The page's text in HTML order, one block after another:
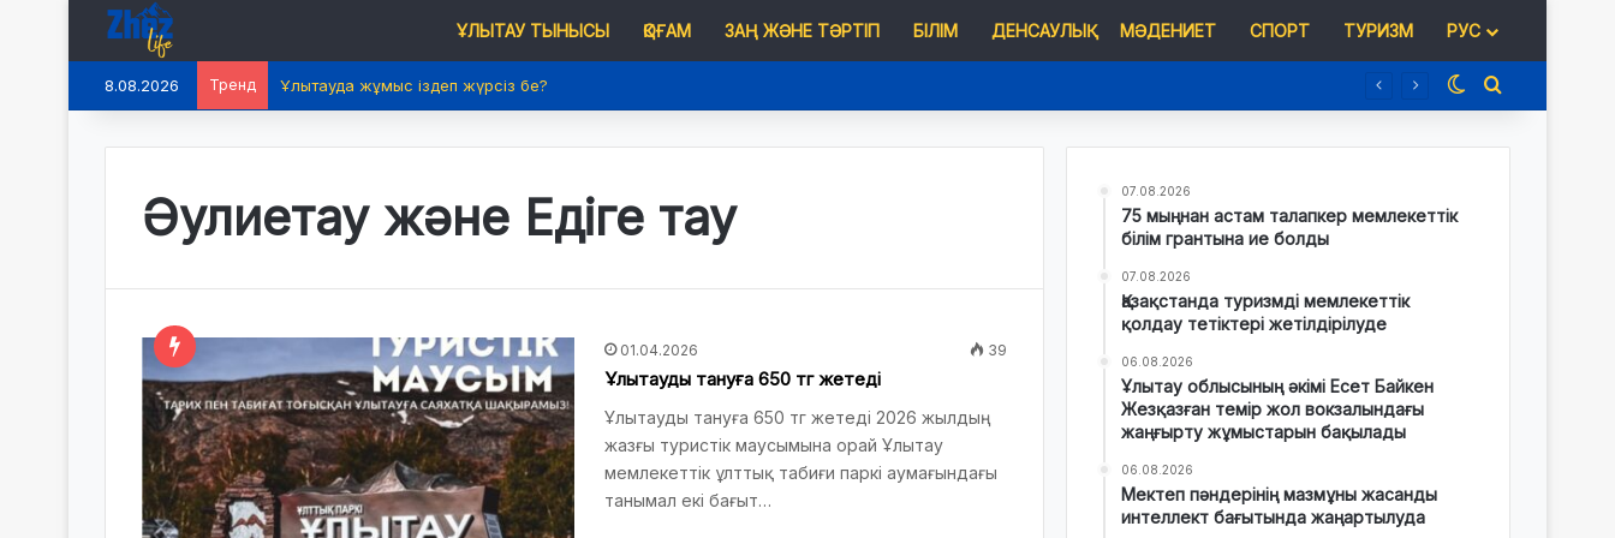
ҰЛЫТАУ ТЫНЫСЫ ҚОҒАМ ЗАҢ ЖӘНЕ ТӘРТІП БІЛІМ ДЕНСАУЛЫҚ МӘДЕНИЕТ СПОРТ ТУРИЗМ РУС
8.08.2026 Тренд Ұлытауда жұмыс іздеп жүрсіз бе? Switch skin
Іздеу
Әулиетау және Едіге тау
01.04.2026 39
Ұлытауды тануға 650 тг жетеді
Ұлытауды тануға 650 тг жетеді 2026 жылдың
жазғы туристік маусымына орай Ұлытау
мемлекеттік ұлттық табиғи паркі аумағындағы
танымал екі бағыт…
07.08.2026
75 мыңнан астам талапкер мемлекеттік
білім грантына ие болды
07.08.2026
Қазақстанда туризмді мемлекеттік
қолдау тетіктері жетілдірілуде
06.08.2026
Ұлытау облысының әкімі Есет Байкен
Жезқазған темір жол вокзалындағы
жаңғырту жұмыстарын бақылады
06.08.2026
Мектеп пәндерінің мазмұны жасанды
интеллект бағытында жаңартылуда